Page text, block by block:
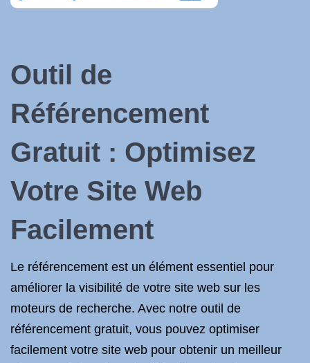
Outil de
Référencement
Gratuit : Optimisez
Votre Site Web
Facilement
Le référencement est un élément essentiel pour
améliorer la visibilité de votre site web sur les
moteurs de recherche. Avec notre outil de
référencement gratuit, vous pouvez optimiser
facilement votre site web pour obtenir un meilleur